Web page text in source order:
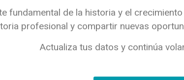
fundamental de la historia y el
profesional y compartir nuevas
Actualiza tus datos y continúa